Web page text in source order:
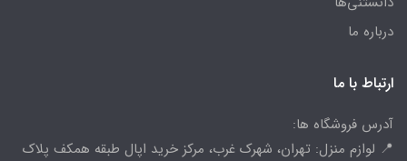
درباره ما
ارتباط با ما
آدرس فروشگاه ها:
📍 لوازم منزل: تهران، شهرک غرب، مرکز خرید اپال طبقه همکف پلاک